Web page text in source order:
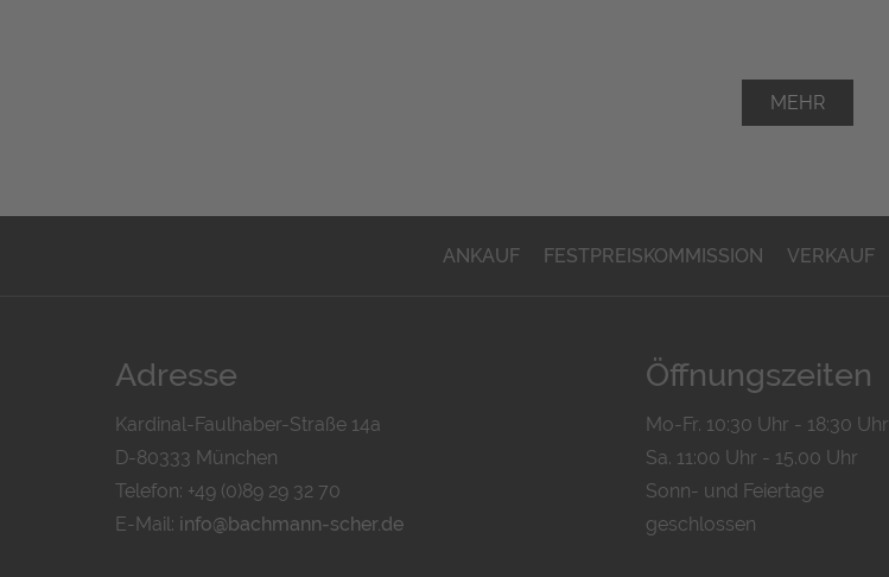
MEHR
ANKAUF FESTPREISKOMMISSION VERKAUF
Adresse
Kardinal-Faulhaber-Straße 14a
D-80333 München
Telefon: +49 (0)89 29 32 70
E-Mail: info@bachmann-scher.de
Öffnungszeiten
Mo-Fr. 10:30 Uhr - 18:30 Uhr
Sa. 11:00 Uhr - 15.00 Uhr
Sonn- und Feiertage
geschlossen